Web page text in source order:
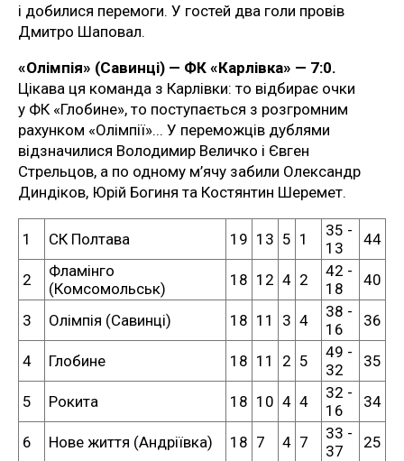
і добилися перемоги. У гостей два голи провів
Дмитро Шаповал.
«Олімпія» (Савинці) — ФК «Карлівка» — 7:0.
Цікава ця команда з Карлівки: то відбирає очки
у ФК «Глобине», то поступається з розгромним
рахунком «Олімпії»... У переможців дублями
відзначилися Володимир Величко і Євген
Стрельцов, а по одному м’ячу забили Олександр
Диндіков, Юрій Богиня та Костянтин Шеремет.
1 СК Полтава 19 13 5 1
35 -
13
44
2
Фламінго
(Комсомольськ)
18 12 4 2
42 -
18
40
3 Олімпія (Савинці) 18 11 3 4
38 -
16
36
4 Глобине 18 11 2 5
49 -
32
35
5 Рокита 18 10 4 4
32 -
16
34
6 Нове життя (Андріївка) 18 7 4 7
33 -
37
25